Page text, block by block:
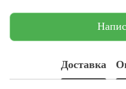
Доставка